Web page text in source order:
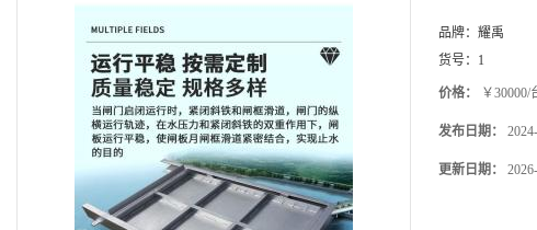
品牌： 耀禹
货号： 1
价格： ￥30000/
发布日期：
更新日期：